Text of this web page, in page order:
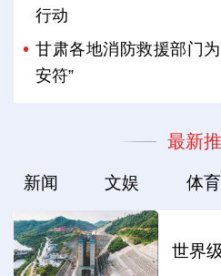
行动
甘肃各地消防救援部门
安符”
最新
新闻 文娱 体育
世界